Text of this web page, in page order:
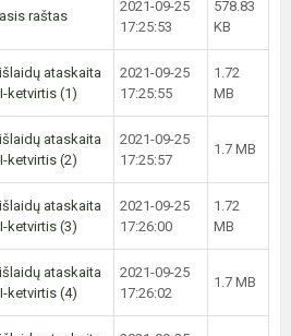
raštas
2021-09-25
17:25:53
578.83
KB
ataskaita
ketvirtis (1)
2021-09-25
17:25:55
1.72
MB
ataskaita
ketvirtis (2)
2021-09-25
17:25:57
1.7 MB
ataskaita
ketvirtis (3)
2021-09-25
17:26:00
1.72
MB
ataskaita
ketvirtis (4)
2021-09-25
17:26:02
1.7 MB